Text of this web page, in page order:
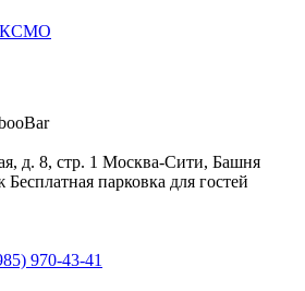
д. 8, стр. 1 Москва-Сити, Башня
Бесплатная парковка для гостей
970-43-41